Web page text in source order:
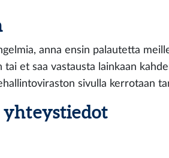
anna ensin palautetta
et saa vastausta lainkaan
sivulla kerrotaan